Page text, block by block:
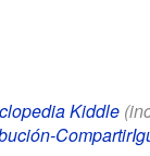
Kiddle